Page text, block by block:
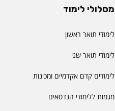
מסלולי לימוד
לימודי תואר ראשון
לימודי תואר שני
לימודים קדם אקדמיים ומכינות
מגמות ללימודי הנדסאים